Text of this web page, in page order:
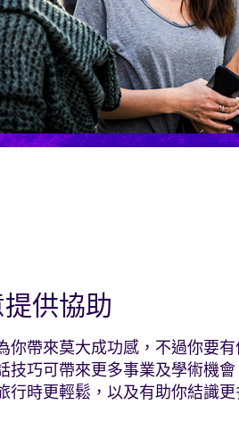
供協助
你帶來莫大成功感，不過你要
技巧可帶來更多事業及學術機
行時更輕鬆，以及有助你結識